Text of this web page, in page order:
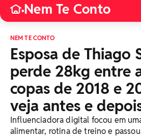
•Nem Te Conto
NEM TE CONTO
Esposa de Thiago
perde 28kg entre
copas de 2018 e
veja antes e
Influenciadora digital focou em
alimentar, rotina de treino e